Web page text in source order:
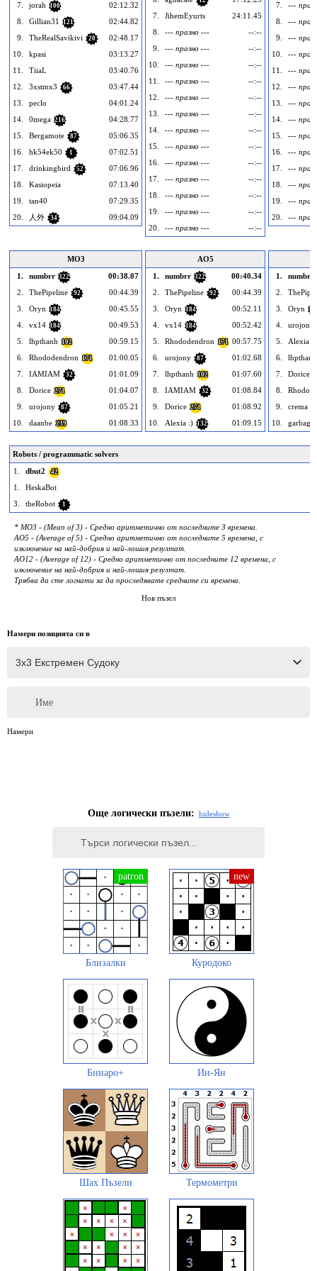
7.
jorah 100
02:12.32
8.
Gillian31 121
02:44.82
9.
TheRealSavikivi 20
02:48.17
10.
kpasi
03:13.27
11.
TiiaL
03:40.76
12.
3xstmx3 66
03:47.44
13.
peclo
04:01.24
14.
0mega 216
04:28.77
15.
Bergamote 87
05:06.35
16.
hk54ek50 1
07:02.51
17.
drinkingbird 52
07:06.96
18.
Kasiopeia
07:13.40
19.
tan40
07:29.35
20.
人外 34 09:04.09
7.
JihemEyurts
24:11.45
8.
--- празно ---
--:--
9.
--- празно ---
--:--
10.
--- празно ---
--:--
11.
--- празно ---
--:--
12.
--- празно ---
--:--
13.
--- празно ---
--:--
14.
--- празно ---
--:--
15.
--- празно ---
--:--
16.
--- празно ---
--:--
17.
--- празно ---
--:--
18.
--- празно ---
--:--
19.
--- празно ---
--:--
20.
--- празно --- --:--
7.
---
8.
---
9.
---
10.
---
11.
---
12.
---
13.
---
14.
---
15.
---
16.
---
17.
---
18.
---
19.
---
20.
---
MO3
1.
numbrr 322
00:38.07
2.
ThePipeline 92
00:44.39
3.
Oryn 184
00:45.55
4.
vx14 184
00:49.53
5.
lhpthanh 102
00:59.15
6.
Rhododendron 171
01:00.05
7.
IAMIAM 32
01:01.09
8.
Dorice 271
01:04.07
9.
urojony 87
01:05.21
10.
daanbe 239 01:08.33
AO5
1.
numbrr 322
00:40.34
2.
ThePipeline 92
00:44.39
3.
Oryn 184
00:52.11
4.
vx14 184
00:52.42
5.
Rhododendron 171 00:57.75
6.
urojony 87
01:02.68
7.
lhpthanh 102
01:07.60
8.
IAMIAM 32
01:08.84
9.
Dorice 271
01:08.92
10.
Alexia :) 132 01:09.15
1.
numbrr
2.
3.
Oryn
4.
urojony
5.
Alexia :)
6.
lhpthanh
7.
Dorice
8.
9.
crema
10. garbage
Robots / programmatic solvers
1.
dbut2 42
1.
HeskaBot
3.
theRobot 1
* MO3 - (Mean of 3) - Средно аритметично от последните 3 времена.
AO5 - (Average of 5) - Средно аритметично от последните 5 времена, с
изключение на най-добрия и най-лошия резултат.
AO12 - (Average of 12) - Средно аритметично от последните 12 времена, с
изключение на най-добрия и най-лошия резултат.
Трябва да сте логнати за да проследявате средните си времена.
Нов пъзел
Намери позицията си в
Име
Намери
Още логически пъзели: hideshow
Близалки Куродоко
Бинаро+ Ин-Ян
Шах Пъзели Термометри